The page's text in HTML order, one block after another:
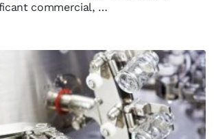
commercial, …